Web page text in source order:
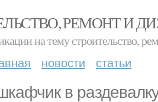
РЕМОНТ И
на тему строительство,
новости статьи
в